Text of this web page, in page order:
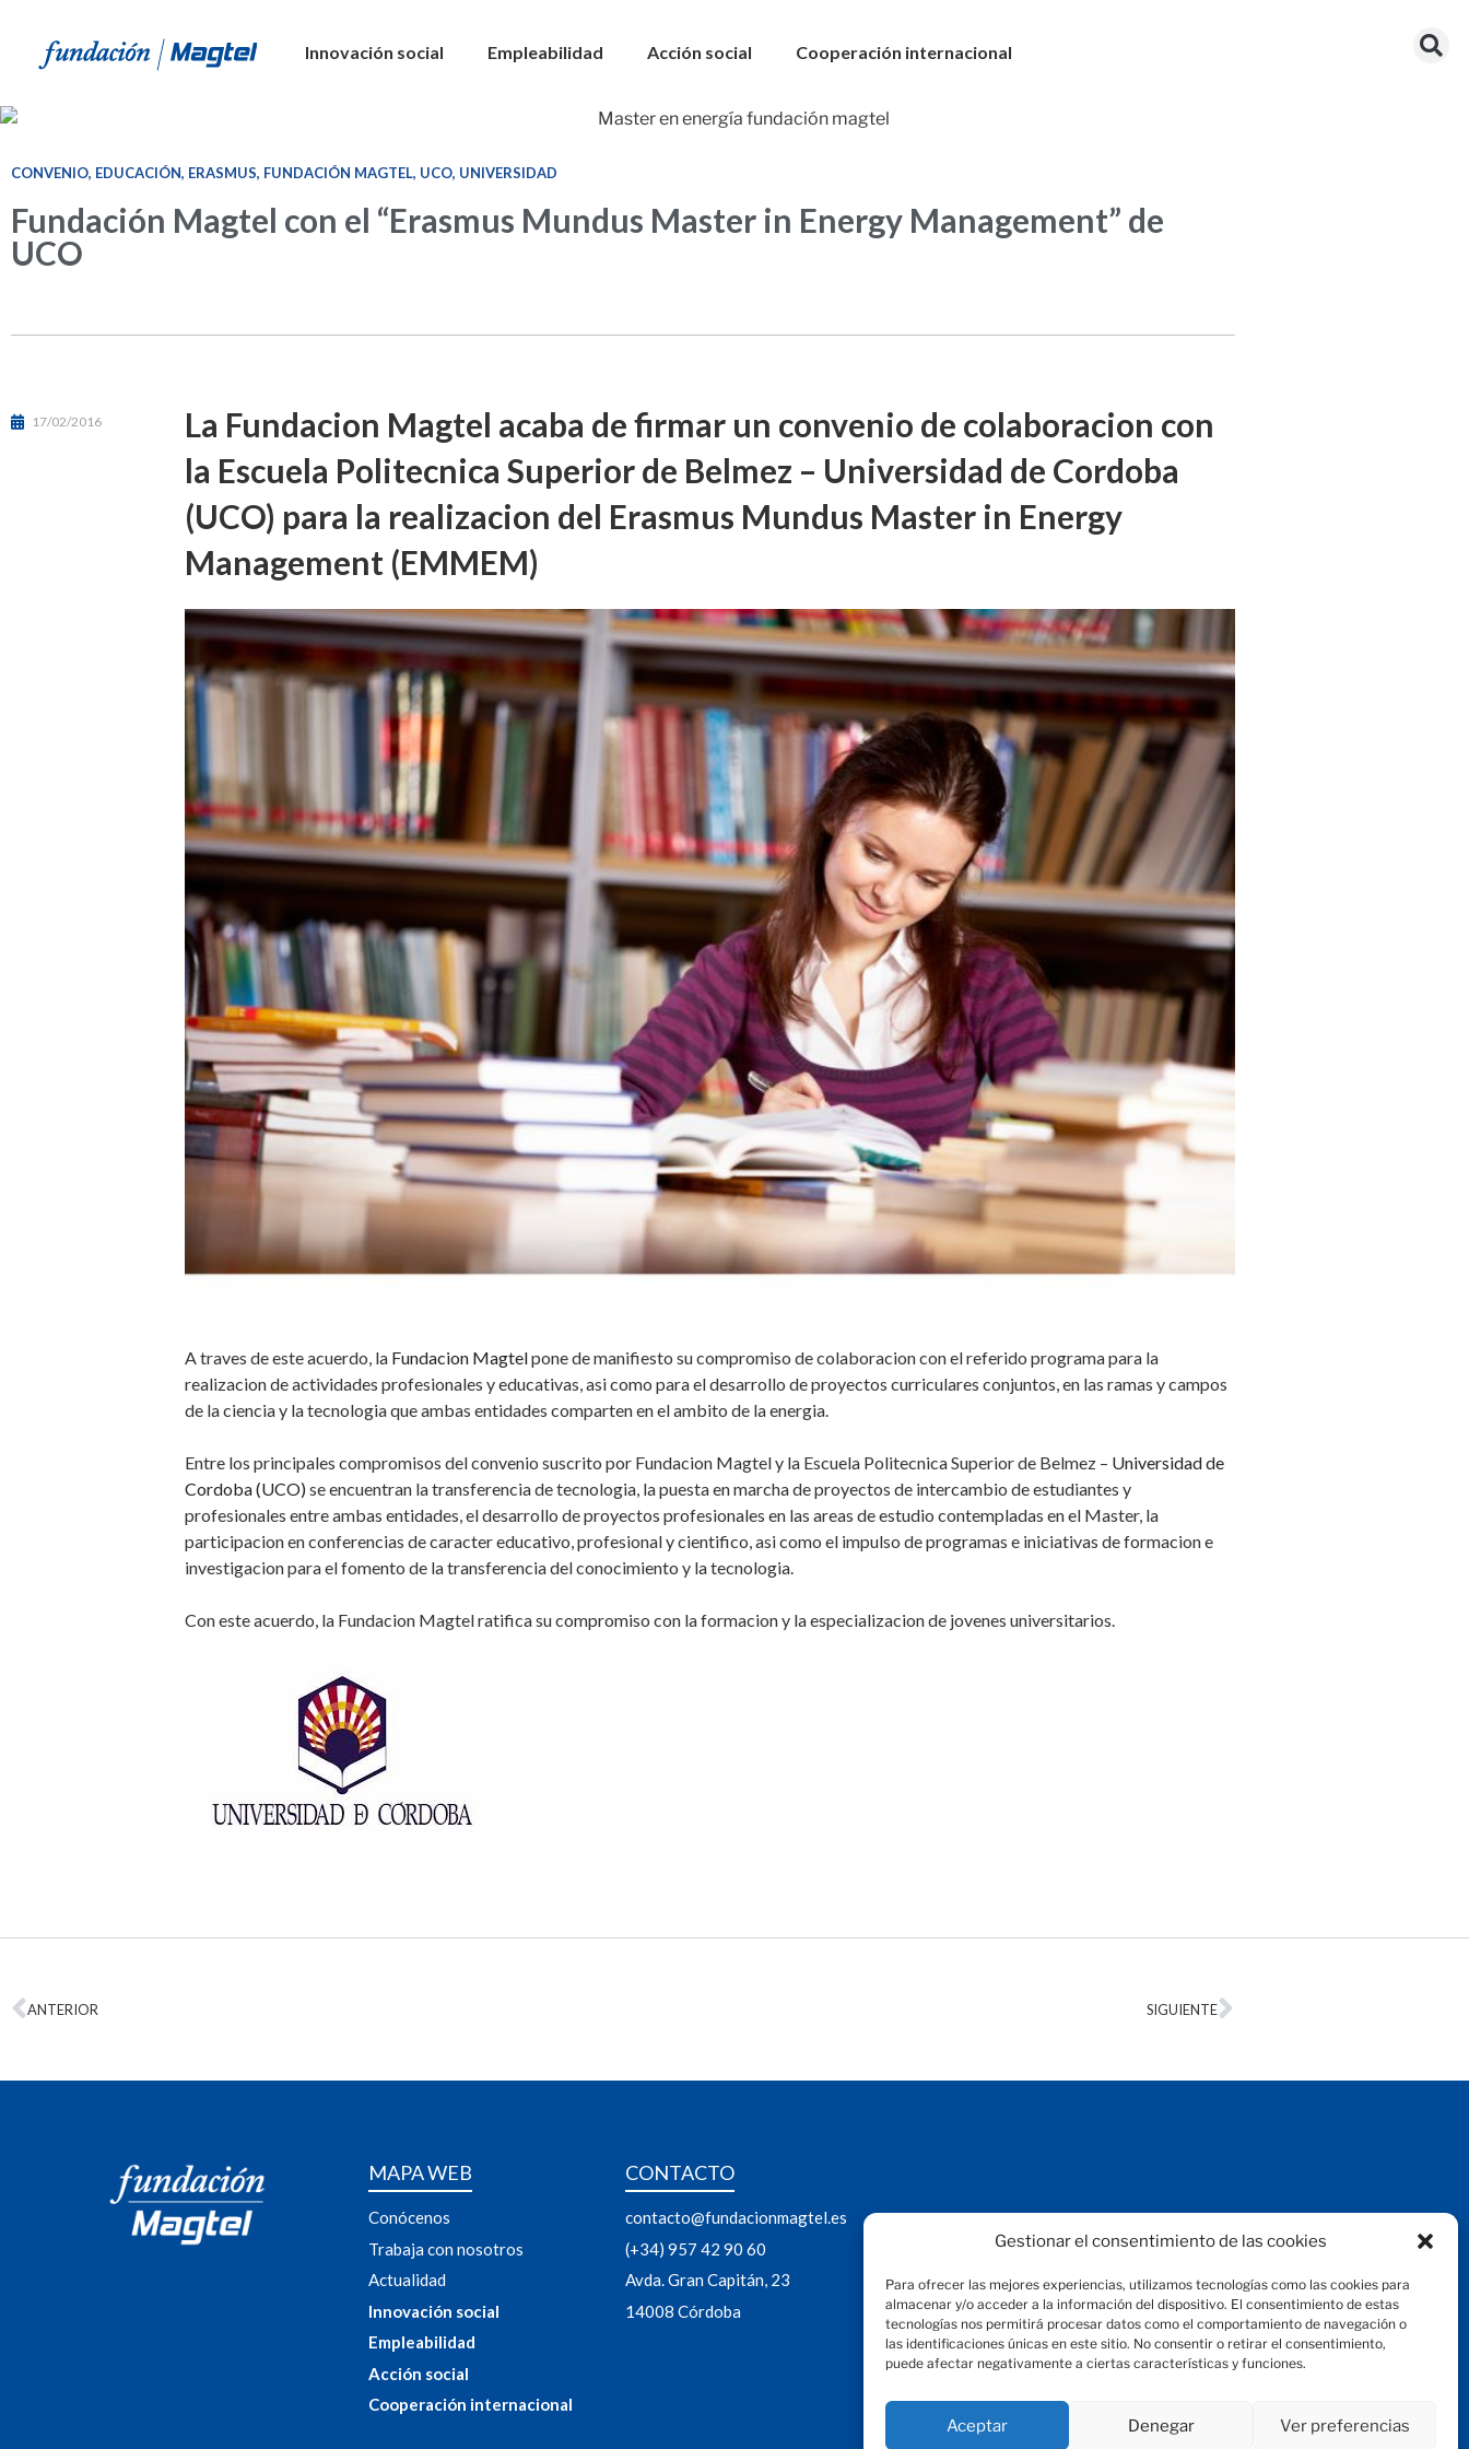
Gestionar el consentimiento de las cookies
Para ofrecer las mejores experiencias, utilizamos tecnologías como las cookies para
almacenar y/o acceder a la información del dispositivo. El consentimiento de estas
tecnologías nos permitirá procesar datos como el comportamiento de navegación o
las identificaciones únicas en este sitio. No consentir o retirar el consentimiento,
puede afectar negativamente a ciertas características y funciones.
Aceptar Denegar Ver preferencias
Innovación social Empleabilidad Acción social Cooperación internacional
CONVENIO, EDUCACIÓN, ERASMUS, FUNDACIÓN MAGTEL, UCO, UNIVERSIDAD
Fundación Magtel con el “Erasmus Mundus Master in Energy Management” de
UCO
17/02/2016
La Fundacion Magtel acaba de firmar un convenio de colaboracion con
la Escuela Politecnica Superior de Belmez – Universidad de Cordoba
(UCO) para la realizacion del Erasmus Mundus Master in Energy
Management (EMMEM)
A traves de este acuerdo, la Fundacion Magtelpone de manifiesto su compromiso de colaboracion con el referido programa para la
realizacion de actividades profesionales y educativas, asi como para el desarrollo de proyectos curriculares conjuntos, en las ramas y campos
de la ciencia y la tecnologia que ambas entidades comparten en el ambito de la energia.
Entre los principales compromisos del convenio suscrito por Fundacion Magtel y la Escuela Politecnica Superior de Belmez – Universidad de
Cordoba (UCO)se encuentran la transferencia de tecnologia, la puesta en marcha de proyectos de intercambio de estudiantes y
profesionales entre ambas entidades, el desarrollo de proyectos profesionales en las areas de estudio contempladas en el Master, la
participacion en conferencias de caracter educativo, profesional y cientifico, asi como el impulso de programas e iniciativas de formacion e
investigacion para el fomento de la transferencia del conocimiento y la tecnologia.
Con este acuerdo, la Fundacion Magtel ratifica su compromiso con la formacion y la especializacion de jovenes universitarios.
ANTERIOR SIGUIENTE
MAPA WEB
Conócenos
Trabaja con nosotros
Actualidad
Innovación social
Empleabilidad
Acción social
Cooperación internacional
CONTACTO
contacto@fundacionmagtel.es
(+34) 957 42 90 60
Avda. Gran Capitán, 23
14008 Córdoba
Protección de datos
Política de cookies
© 2024 Fundación Magtel
fundacionmagtel.es